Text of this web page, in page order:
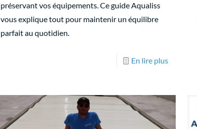
préservant vos équipements. Ce guide Aqualiss
vous explique tout pour maintenir un équilibre
parfait au quotidien.
En lire plus